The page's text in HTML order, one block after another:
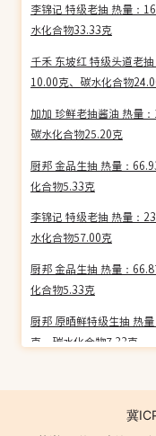
山药
芋头
热量：56.00
热量：341.00
糙米
热量：348.00
玉米(白，干)
李锦记 特级老抽 热量：
水化合物33.33克
千禾 东坡红 特级头道老
10.00克、碳水化合物
加加 珍鲜老抽酱油 热量
碳水化合物25.20克
厨邦 金品生抽 热量：
化合物5.33克
李锦记 特级老抽 热量：
水化合物57.00克
厨邦 金品生抽 热量：
化合物5.33克
厨邦 原晒鲜特级生抽 热
克、碳水化合物7.33克
碳水化合物9.33克
厨邦 金标生抽 热量：
冀